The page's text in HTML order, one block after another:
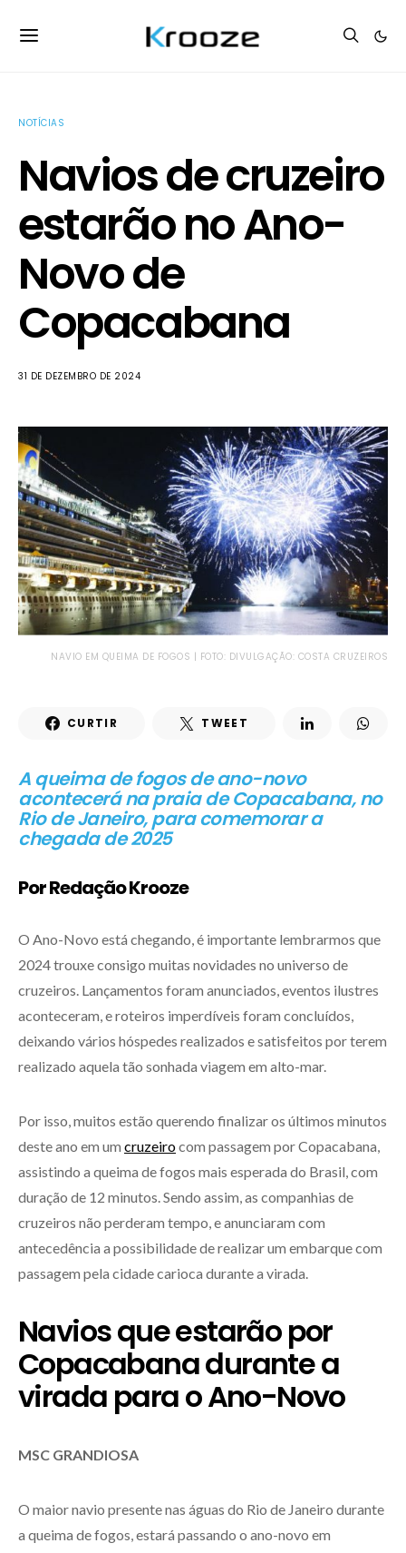
NOTÍCIAS
Navios de cruzeiro
estarão no Ano-
Novo de
Copacabana
31 DE DEZEMBRO DE 2024
NAVIO EM QUEIMA DE FOGOS | FOTO: DIVULGAÇÃO: COSTA CRUZEIROS
CURTIR TWEET
A queima de fogos de ano-novo
acontecerá na praia de Copacabana, no
Rio de Janeiro, para comemorar a
chegada de 2025
Por Redação Krooze
O Ano-Novo está chegando, é importante lembrarmos que
2024 trouxe consigo muitas novidades no universo de
cruzeiros. Lançamentos foram anunciados, eventos ilustres
aconteceram, e roteiros imperdíveis foram concluídos,
deixando vários hóspedes realizados e satisfeitos por terem
realizado aquela tão sonhada viagem em alto-mar.
Por isso, muitos estão querendo finalizar os últimos minutos
deste ano em um cruzeirocom passagem por Copacabana,
assistindo a queima de fogos mais esperada do Brasil, com
duração de 12 minutos. Sendo assim, as companhias de
cruzeiros não perderam tempo, e anunciaram com
antecedência a possibilidade de realizar um embarque com
passagem pela cidade carioca durante a virada.
Navios que estarão por
Copacabana durante a
virada para o Ano-Novo
MSC GRANDIOSA
O maior navio presente nas águas do Rio de Janeiro durante
a queima de fogos, estará passando o ano-novo em